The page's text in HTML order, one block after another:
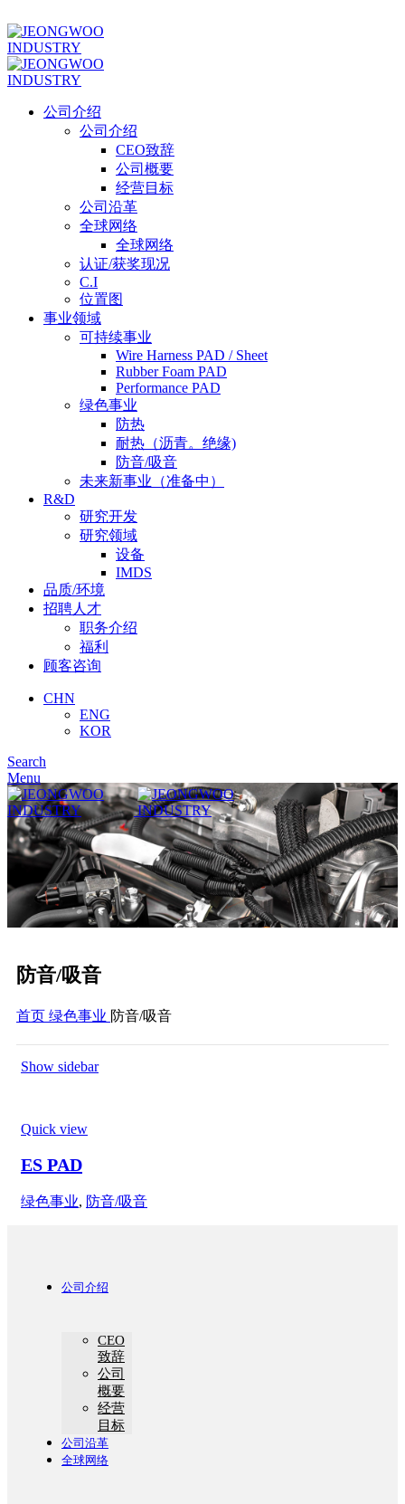
公司介绍
公司介绍
CEO致辞
公司概要
经营目标
公司沿革
全球网络
全球网络
认证/获奖现况
C.I
位置图
事业领域
可持续事业
Wire Harness PAD / Sheet
Rubber Foam PAD
Performance PAD
绿色事业
防热
耐热（沥青。绝缘)
防音/吸音
未来新事业（准备中）
R&D
研究开发
研究领域
设备
IMDS
品质/环境
招聘人才
职务介绍
福利
顾客咨询
CHN
ENG
KOR
Search
Menu
防音/吸音
首页 绿色事业 防音/吸音
Show sidebar
Quick view
ES PAD
绿色事业, 防音/吸音
公司介绍
CEO
致辞
公司
概要
经营
目标
公司沿革
全球网络